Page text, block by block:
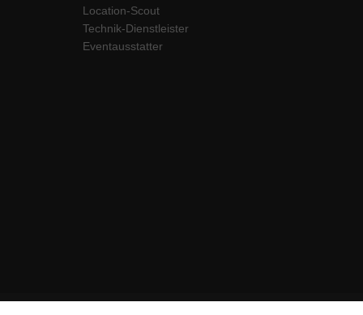
Location-Scout
Technik-Dienstleister
Eventausstatter